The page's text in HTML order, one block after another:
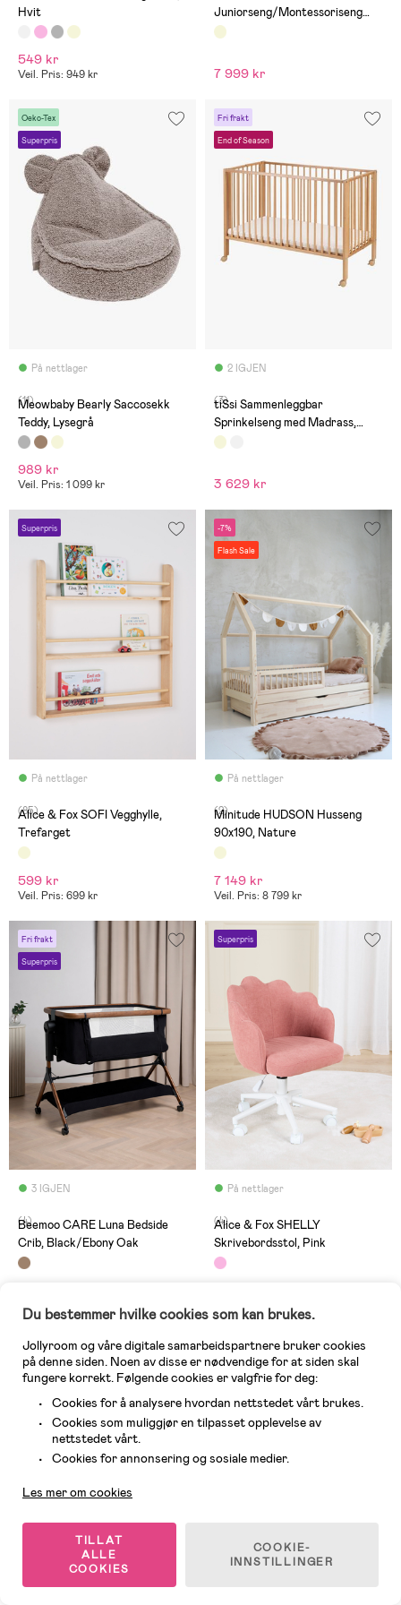
Hvit
549 kr
Veil. Pris: 949 kr
Juniorseng/Montessoriseng
140x200, Nature
7 999 kr
Oeko-Tex
Superpris
På nettlager
(11)
Meowbaby Bearly Saccosekk
Teddy, Lysegrå
989 kr
Veil. Pris: 1 099 kr
Fri frakt
End of Season
2 IGJEN
(3)
tiSsi Sammenleggbar
Sprinkelseng med Madrass,
Beige
3 629 kr
Superpris
På nettlager
(85)
Alice & Fox SOFI Vegghylle,
Trefarget
599 kr
Veil. Pris: 699 kr
-7%
Flash Sale
På nettlager
(2)
Minitude HUDSON Husseng
90x190, Nature
7 149 kr
Veil. Pris: 8 799 kr
Fri frakt
Superpris
3 IGJEN
(4)
Beemoo CARE Luna Bedside
Crib, Black/Ebony Oak
Veil. Pris: 2 799 kr
Superpris
På nettlager
(4)
Alice & Fox SHELLY
Skrivebordsstol, Pink
Veil. Pris: 1 499 kr
-49%
Oeko-Tex
Du bestemmer hvilke cookies som kan brukes.
Jollyroom og våre digitale samarbeidspartnere bruker cookies
på denne siden. Noen av disse er nødvendige for at siden skal
fungere korrekt. Følgende cookies er valgfrie for deg:
Cookies for å analysere hvordan nettstedet vårt brukes.
Cookies som muliggjør en tilpasset opplevelse av
nettstedet vårt.
Cookies for annonsering og sosiale medier.
Les mer om cookies
TILLAT
ALLE
COOKIES
COOKIE-
INNSTILLINGER